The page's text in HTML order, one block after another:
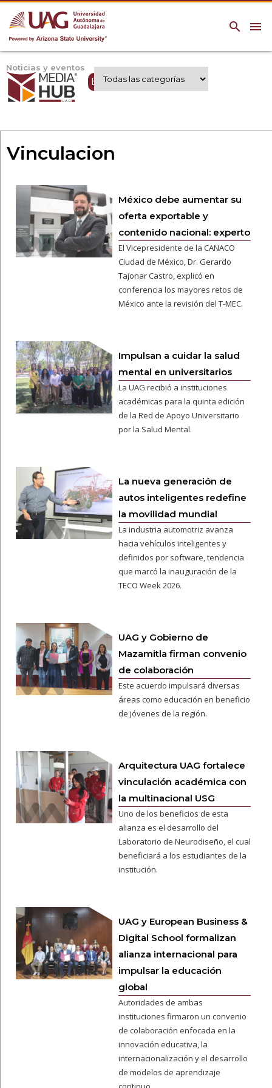
menu
search
Noticias y eventos
Expertos UAG
Vinculacion
México debe aumentar su
oferta exportable y
contenido nacional: experto
El Vicepresidente de la CANACO
Ciudad de México, Dr. Gerardo
Tajonar Castro, explicó en
conferencia los mayores retos de
México ante la revisión del T-MEC.
Impulsan a cuidar la salud
mental en universitarios
La UAG recibió a instituciones
académicas para la quinta edición
de la Red de Apoyo Universitario
por la Salud Mental.
La nueva generación de
autos inteligentes redefine
la movilidad mundial
La industria automotriz avanza
hacia vehículos inteligentes y
definidos por software, tendencia
que marcó la inauguración de la
TECO Week 2026.
UAG y Gobierno de
Mazamitla firman convenio
de colaboración
Este acuerdo impulsará diversas
áreas como educación en beneficio
de jóvenes de la región.
Arquitectura UAG fortalece
vinculación académica con
la multinacional USG
Uno de los beneficios de esta
alianza es el desarrollo del
Laboratorio de Neurodiseño, el cual
beneficiará a los estudiantes de la
institución.
UAG y European Business &
Digital School formalizan
alianza internacional para
impulsar la educación
global
Autoridades de ambas
instituciones firmaron un convenio
de colaboración enfocada en la
innovación educativa, la
internacionalización y el desarrollo
de modelos de aprendizaje